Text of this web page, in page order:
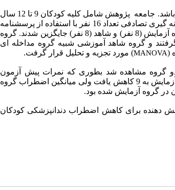
روش پژوهش از نوع نیمه آزمایشی (پیش آزمون و پس آزمون با گروه شاهد) می‌باشد. جامعه پژوهش شامل کلیه کودکان 9 تا 12 سال
مراجعه کننده به مراکز دندانپزشکی سطح شهر تبریز در سال 1396 می باشند، که به روش نمونه گیری تصادفی تعداد 16 نفر با استفاده از پرسشنامه
اضطراب دندانپزشکی شناسایی و به عنوان نمونه انتخاب شدند و به صورت تصادفی در دو گروه آزمایش (8 نفر) و شاهد (8 نفر) جایگزین شدند. گروه
گرفتند و گروه شاهد آموزشی شبیه گروه مداخله ای
(
MANOVA) مورد تجزیه و تحلیل قرار گرفت.
گروه مشاهده شد بطوری که نمرات پیش آزمون
اضطراب در هر دو گروه نزدیک به 16 بود که پس از درمان نوروفیدبک میانگین اضطراب گروه آزمایش به 9 کاهش یافت ولی میانگین اضطراب گروه
دهنده برای کاهش اضطراب دندانپزشکی کودکان